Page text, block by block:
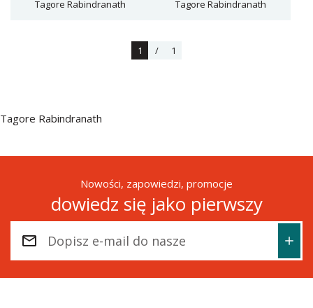
Tagore Rabindranath Tagore Rabindranath
1 / 1
Tagore Rabindranath
Nowości, zapowiedzi, promocje
dowiedz się jako pierwszy